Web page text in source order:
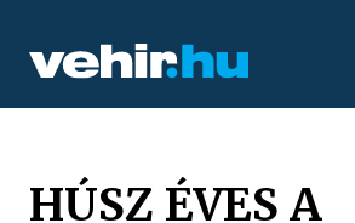
HÚSZ ÉVES A